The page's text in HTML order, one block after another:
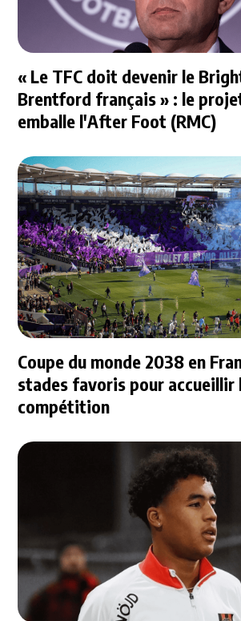
« Le TFC doit devenir le
Brentford français » : le
emballe l'After Foot (RMC)
Coupe du monde 2038 en
stades favoris pour accueillir
compétition